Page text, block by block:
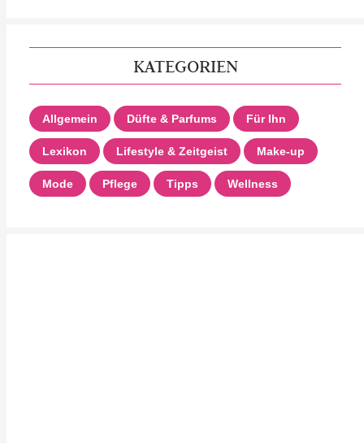
KATEGORIEN
Allgemein Düfte & Parfums Für Ihn
Lexikon Lifestyle & Zeitgeist Make-up
Mode Pflege Tipps Wellness